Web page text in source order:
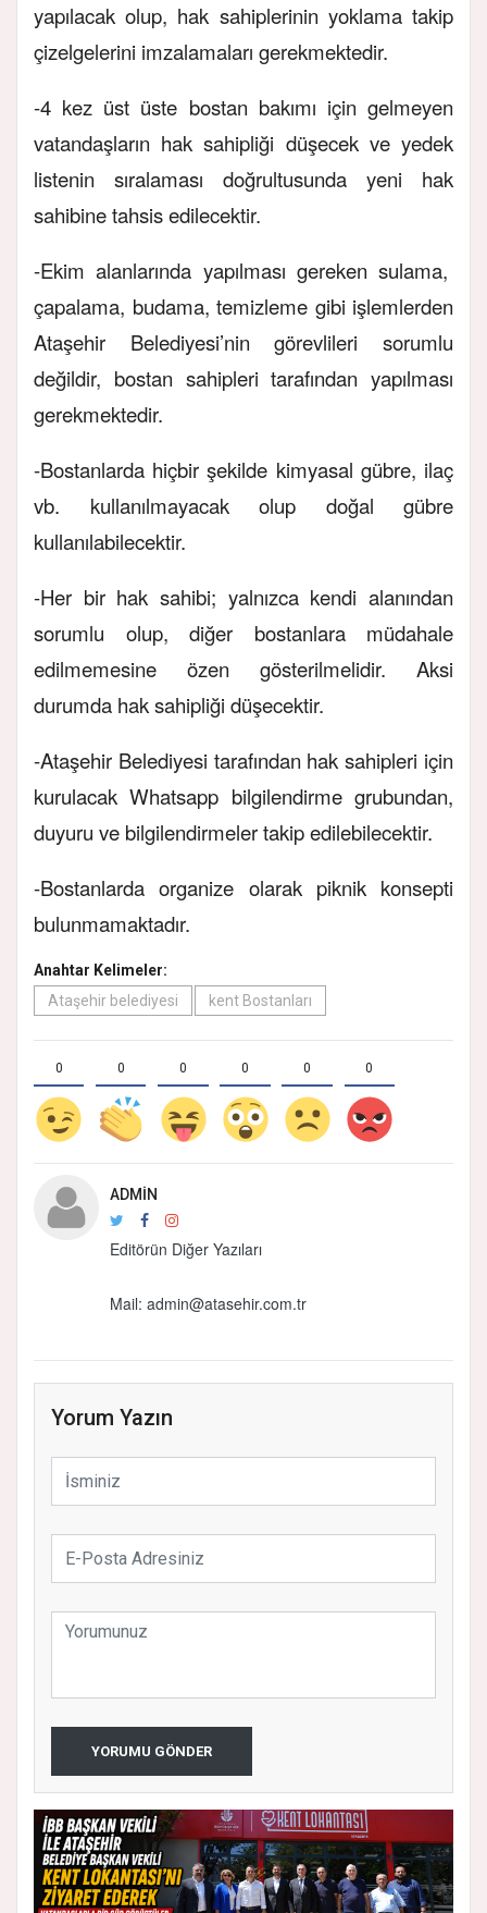
yapılacak olup, hak sahiplerinin yoklama takip
çizelgelerini imzalamaları gerekmektedir.
-4 kez üst üste bostan bakımı için gelmeyen
vatandaşların hak sahipliği düşecek ve yedek
listenin sıralaması doğrultusunda yeni hak
sahibine tahsis edilecektir.
-Ekim alanlarında yapılması gereken sulama,
çapalama, budama, temizleme gibi işlemlerden
Ataşehir Belediyesi’nin görevlileri sorumlu
değildir, bostan sahipleri tarafından yapılması
gerekmektedir.
-Bostanlarda hiçbir şekilde kimyasal gübre, ilaç
vb. kullanılmayacak olup doğal gübre
kullanılabilecektir.
-Her bir hak sahibi; yalnızca kendi alanından
sorumlu olup, diğer bostanlara müdahale
edilmemesine özen gösterilmelidir. Aksi
durumda hak sahipliği düşecektir.
-Ataşehir Belediyesi tarafından hak sahipleri için
kurulacak Whatsapp bilgilendirme grubundan,
duyuru ve bilgilendirmeler takip edilebilecektir.
-Bostanlarda organize olarak piknik konsepti
bulunmamaktadır.
Anahtar Kelimeler:
Ataşehir belediyesi
kent Bostanları
0 0 0 0 0 0
ADMIN
Editörün Diğer Yazıları
Mail: admin@atasehir.com.tr
Yorum Yazın
YORUMU GÖNDER